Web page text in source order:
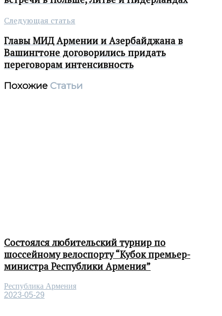
Следующая статья
Главы МИД Армении и Азербайджана в
Вашингтоне договорились придать
переговорам интенсивность
Похожие Статьи
Состоялся любительский турнир по
шоссейному велоспорту “Кубок премьер-
министра Республики Армения”
Республика Армения
2023-05-29